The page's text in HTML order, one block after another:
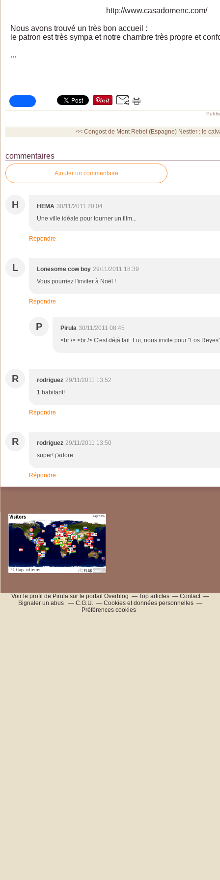
http://www.casadomenc.com/
Nous avons trouvé un très bon accueil :
le patron est très sympa et notre chambre très propre et
...
<< Congost de Mont Rebei (Espagne) Nestier : le
commentaires
Ajouter un commentaire
H HEMA 30/11/2011 20:04
Une ville idéale pour tourner un film...
Répondre
L Lonesome cow boy 29/11/2011 18:39
Vous pourriez l'inviter à Noël !
Répondre
P Pirula 30/11/2011 08:45
<br /> <br /> C'est déjà fait. Lui, nous invite pour "Los
R rodriguez 29/11/2011 13:52
1 habitant!
Répondre
R rodriguez 29/11/2011 13:50
super! j'adore.
Répondre
Voir le profil de Pirulasur le portail Overblog Top articles
Contact
Signaler un abus
C.G.U.
Cookies et données personnelles
Préférences cookies